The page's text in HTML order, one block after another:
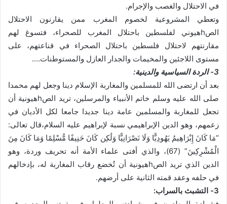
في الاحتلال والغصب والإجرام.
وتعطي المشروعية لخصوم المغرب ممن يقارنون الاحتلال
الصhهيوني لفلسطين باحتلال المغرب للصحراء، فتسوغ لهم
مقارنتهم لاحتلال فلسطين باحتلال الصحراء في قناعتهم، على
مستوى اللاجئين والمخيمات والجدار العازل والمستوطنات….
3- الردة السياسية والدينية:
بعد أن ارتضى الله للمسلمين والمغاربة الإسلام دينا وجعل لهم محمدا
صلى الله عليه وسلم خاتم الأنبياء والمرسلين، تريد الصhهيونية أن
تجعل للمغاربة والمسلمين عامة دينا جديدا جامعا لكل الأديان في
زعمهم، وهو الدين الإبراهيمي نسبة لإبراهيم عليه السلام،قال تعالى:
“مَا كَانَ إِبْرَاهِيمُ يَهُودِيًّا وَلَا نَصْرَانِيًّا وَلَٰكِن كَانَ حَنِيفًا مُّسْلِمًا وَمَا كَانَ مِنَ
الْمُشْرِكِينَ” (67)، والذي أفتى علماء الأمة أنه تحريف وردة، وهو
الدين الذي تريد الصhهيونية أن تُخضع رقاب المغاربة له، بإدخالهم
في حلفه وعقد قمته الثانية على أرضهم.
3- التشبث بالسراب: